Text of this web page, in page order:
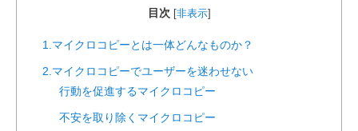
目次 [非表示]
1.マイクロコピーとは一体どんなものか？
2.マイクロコピーでユーザーを迷わせない
行動を促進するマイクロコピー
不安を取り除くマイクロコピー